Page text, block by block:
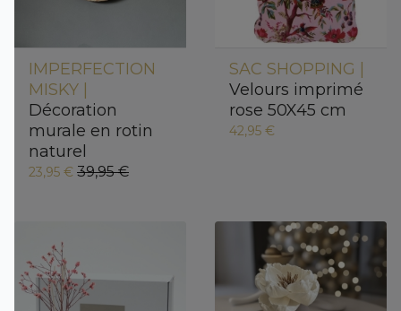
IMPERFECTION
MISKY |
Décoration
murale en rotin
naturel
23,95 € 39,95 €
SAC SHOPPING |
Velours imprimé
rose 50X45 cm
42,95 €